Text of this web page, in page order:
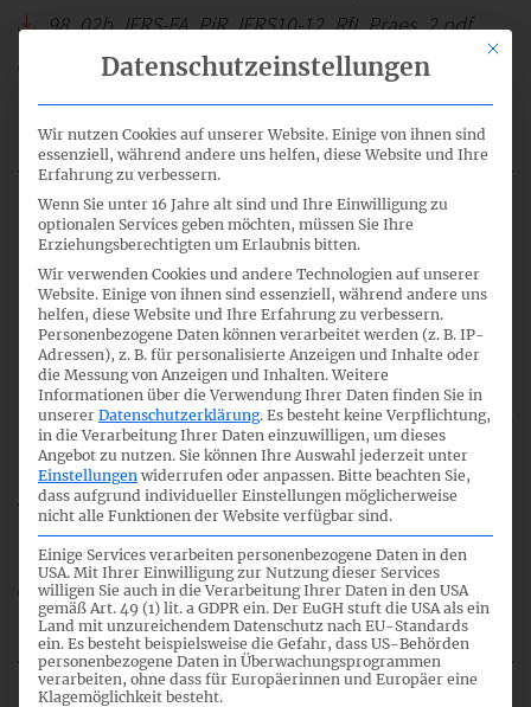
98_02b_IFRS-FA_PiR_IFRS10-12_RfI_Praes_2.pdf
98_02c_IFRS-FA_PiR_IFRS10-12_RfI_Themen_IFRS-
98_IFRS-FA_TOP_2.mp3
08:30
IASB ED/2021/2 Covid-19-Related Rent
Concessions beyond 30 June 2021 -
Amendment to IFRS 16
98_03_IFRS-FA_IFRS16_Covid19_CN.pdf
98_IFRS-FA_TOP_3.mp3
Mit
Datenschutzeinstellungen
Wir nutzen Cookies auf unserer Website. Einige von ihnen sind
essenziell, während andere uns helfen, diese Website und Ihre
Erfahrung zu verbessern.
Wenn Sie unter 16 Jahre alt sind und Ihre Einwilligung zu
optionalen Services geben möchten, müssen Sie Ihre
Erziehungsberechtigten um Erlaubnis bitten.
Wir verwenden Cookies und andere Technologien auf unserer
Website. Einige von ihnen sind essenziell, während andere uns
helfen, diese Website und Ihre Erfahrung zu verbessern.
Personenbezogene Daten können verarbeitet werden (z. B. IP-
Adressen), z. B. für personalisierte Anzeigen und Inhalte oder
die Messung von Anzeigen und Inhalten. Weitere
Informationen über die Verwendung Ihrer Daten finden Sie in
unserer Datenschutzerklärung. Es besteht keine Verpflichtung,
in die Verarbeitung Ihrer Daten einzuwilligen, um dieses
Angebot zu nutzen. Sie können Ihre Auswahl jederzeit unter
Einstellungen widerrufen oder anpassen. Bitte beachten Sie,
dass aufgrund individueller Einstellungen möglicherweise
nicht alle Funktionen der Website verfügbar sind.
Einige Services verarbeiten personenbezogene Daten in den
USA. Mit Ihrer Einwilligung zur Nutzung dieser Services
willigen Sie auch in die Verarbeitung Ihrer Daten in den USA
gemäß Art. 49 (1) lit. a GDPR ein. Der EuGH stuft die USA als ein
Land mit unzureichendem Datenschutz nach EU-Standards
ein. Es besteht beispielsweise die Gefahr, dass US-Behörden
personenbezogene Daten in Überwachungsprogrammen
verarbeiten, ohne dass für Europäerinnen und Europäer eine
Klagemöglichkeit besteht.